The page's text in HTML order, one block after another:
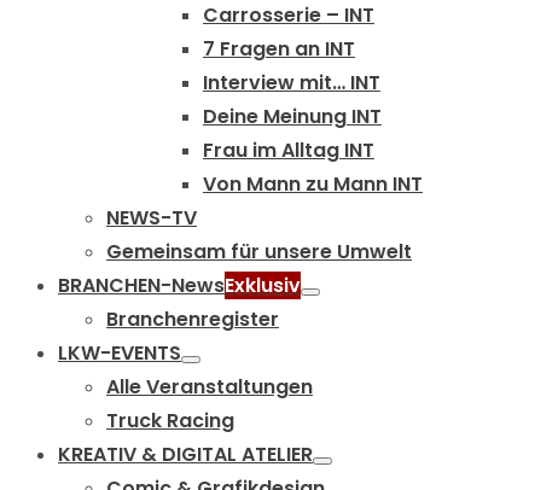
Carrosserie – INT
7 Fragen an INT
Interview mit… INT
Deine Meinung INT
Frau im Alltag INT
Von Mann zu Mann INT
NEWS-TV
Gemeinsam für unsere Umwelt
BRANCHEN-NewsExklusiv
Branchenregister
LKW-EVENTS
Alle Veranstaltungen
Truck Racing
KREATIV & DIGITAL ATELIER